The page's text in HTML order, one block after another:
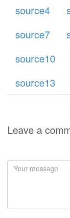
source4
source7
source10
source13
Leave a